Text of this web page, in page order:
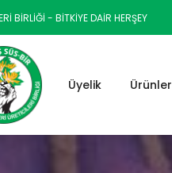
BIRLIĞI - BİTKİYE DAİR HERŞEY
Üyelik Ürünler